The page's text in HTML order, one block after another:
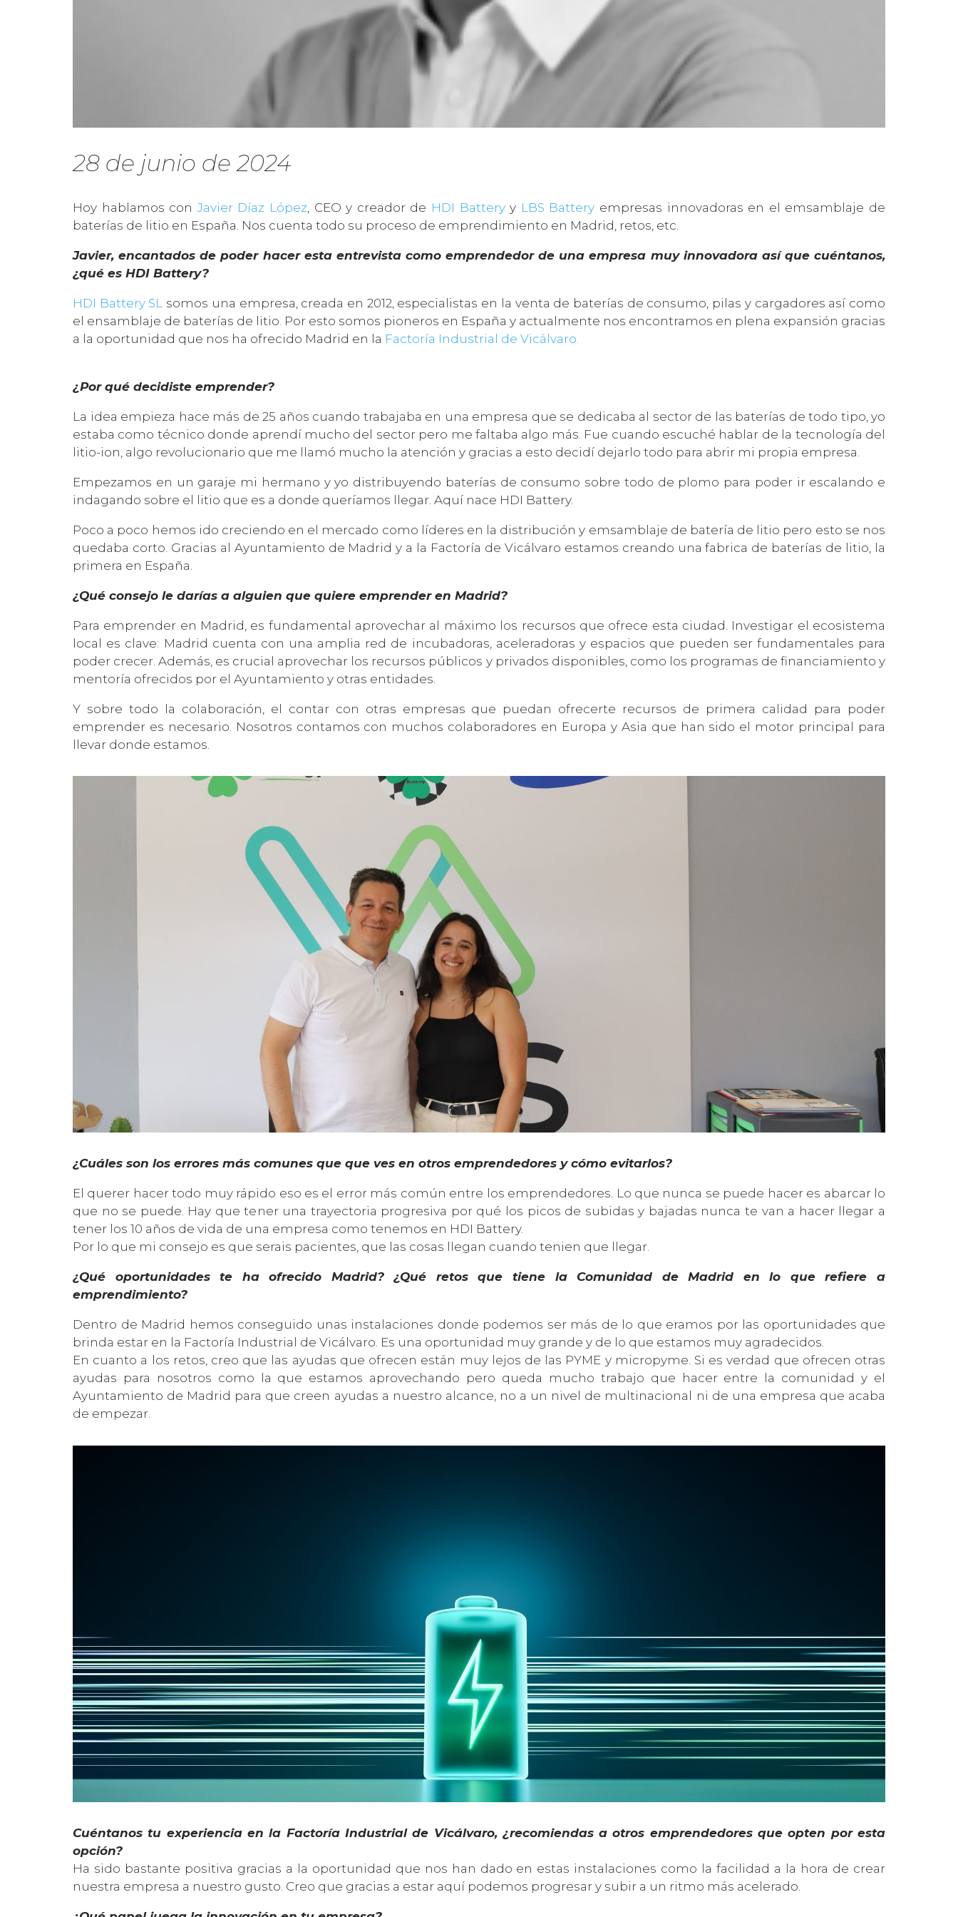
28 de junio de 2024
Hoy hablamos conJavier Díaz López , CEO y creador de HDI Batteryy LBS Battery empresas innovadoras en el emsamblaje de
baterías de litio en España. Nos cuenta todo su proceso de emprendimiento en Madrid, retos, etc.
Javier, encantados de poder hacer esta entrevista como emprendedor de una empresa muy innovadora así que cuéntanos,
¿qué es HDI Battery?
HDI Battery SL
somos una empresa, creada en 2012, especialistas en la venta de baterías de consumo, pilas y cargadores así como
el ensamblaje de baterías de litio. Por esto somos pioneros en España y actualmente nos encontramos en plena expansión gracias
a la oportunidad que nos ha ofrecido Madrid en la Factoría Industrial de Vicálvaro.
¿Por qué decidiste emprender?
La idea empieza hace más de 25 años cuando trabajaba en una empresa que se dedicaba al sector de las baterías de todo tipo, yo
estaba como técnico donde aprendí mucho del sector pero me faltaba algo más. Fue cuando escuché hablar de la tecnología del
litio-ion, algo revolucionario que me llamó mucho la atención y gracias a esto decidí dejarlo todo para abrir mi propia empresa.
Empezamos en un garaje mi hermano y yo distribuyendo baterías de consumo sobre todo de plomo para poder ir escalando e
indagando sobre el litio que es a donde queríamos llegar. Aquí nace HDI Battery.
Poco a poco hemos ido creciendo en el mercado como líderes en la distribución y emsamblaje de batería de litio pero esto se nos
quedaba corto. Gracias al Ayuntamiento de Madrid y a la Factoría de Vicálvaro estamos creando una fabrica de baterías de litio, la
primera en España.
¿Qué consejo le darías a alguien que quiere emprender en Madrid?
Para emprender en Madrid, es fundamental aprovechar al máximo los recursos que ofrece esta ciudad. Investigar el ecosistema
local es clave: Madrid cuenta con una amplia red de incubadoras, aceleradoras y espacios que pueden ser fundamentales para
poder crecer. Además, es crucial aprovechar los recursos públicos y privados disponibles, como los programas de financiamiento y
mentoría ofrecidos por el Ayuntamiento y otras entidades.
Y sobre todo la colaboración, el contar con otras empresas que puedan ofrecerte recursos de primera calidad para poder
emprender es necesario. Nosotros contamos con muchos colaboradores en Europa y Asia que han sido el motor principal para
llevar donde estamos.
¿Cuáles son los errores más comunes que que ves en otros emprendedores y cómo evitarlos?
El querer hacer todo muy rápido eso es el error más común entre los emprendedores. Lo que nunca se puede hacer es abarcar lo
que no se puede. Hay que tener una trayectoria progresiva por qué los picos de subidas y bajadas nunca te van a hacer llegar a
tener los 10 años de vida de una empresa como tenemos en HDI Battery.
Por lo que mi consejo es que serais pacientes, que las cosas llegan cuando tenien que llegar.
¿Qué oportunidades te ha ofrecido Madrid? ¿Qué retos que tiene la Comunidad de Madrid en lo que refiere a
emprendimiento?
Dentro de Madrid hemos conseguido unas instalaciones donde podemos ser más de lo que eramos por las oportunidades que
brinda estar en la Factoría Industrial de Vicálvaro. Es una oportunidad muy grande y de lo que estamos muy agradecidos.
En cuanto a los retos, creo que las ayudas que ofrecen están muy lejos de las PYME y micropyme. Si es verdad que ofrecen otras
ayudas para nosotros como la que estamos aprovechando pero queda mucho trabajo que hacer entre la comunidad y el
Ayuntamiento de Madrid para que creen ayudas a nuestro alcance, no a un nivel de multinacional ni de una empresa que acaba
de empezar.
Cuéntanos tu experiencia en la Factoría Industrial de Vicálvaro, ¿recomiendas a otros emprendedores que opten por esta
opción?
Ha sido bastante positiva gracias a la oportunidad que nos han dado en estas instalaciones como la facilidad a la hora de crear
nuestra empresa a nuestro gusto. Creo que gracias a estar aquí podemos progresar y subir a un ritmo más acelerado.